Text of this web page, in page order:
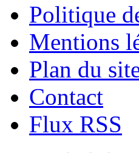
Politique
Mentions
Plan du
Contact
Flux RSS